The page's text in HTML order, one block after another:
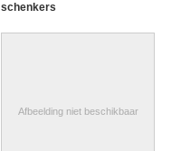
schenkers
school, Brussel, begin 17de
Afbeelding niet beschikbaar